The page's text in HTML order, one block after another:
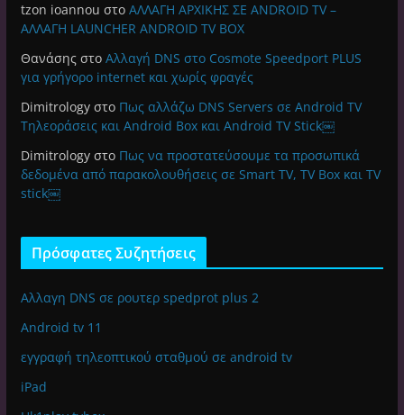
tzon ioannou στο ΑΛΛΑΓΗ ΑΡΧΙΚΗΣ ΣΕ ANDROID TV –
ΑΛΛΑΓΗ LAUNCHER ANDROID TV BOX
Θανάσηςστο Αλλαγή DNS στο Cosmote Speedport PLUS
για γρήγορο internet και χωρίς φραγές
Dimitrologyστο Πως αλλάζω DNS Servers σε Android TV
Τηλεοράσεις και Android Box και Android TV Stick￼
Dimitrologyστο Πως να προστατεύσουμε τα προσωπικά
δεδομένα από παρακολουθήσεις σε Smart TV, TV Box και TV
stick￼
Πρόσφατες Συζητήσεις
Αλλαγη DNS σε ρουτερ spedprot plus 2
Android tv 11
εγγραφή τηλεοπτικού σταθμού σε android tv
iPad